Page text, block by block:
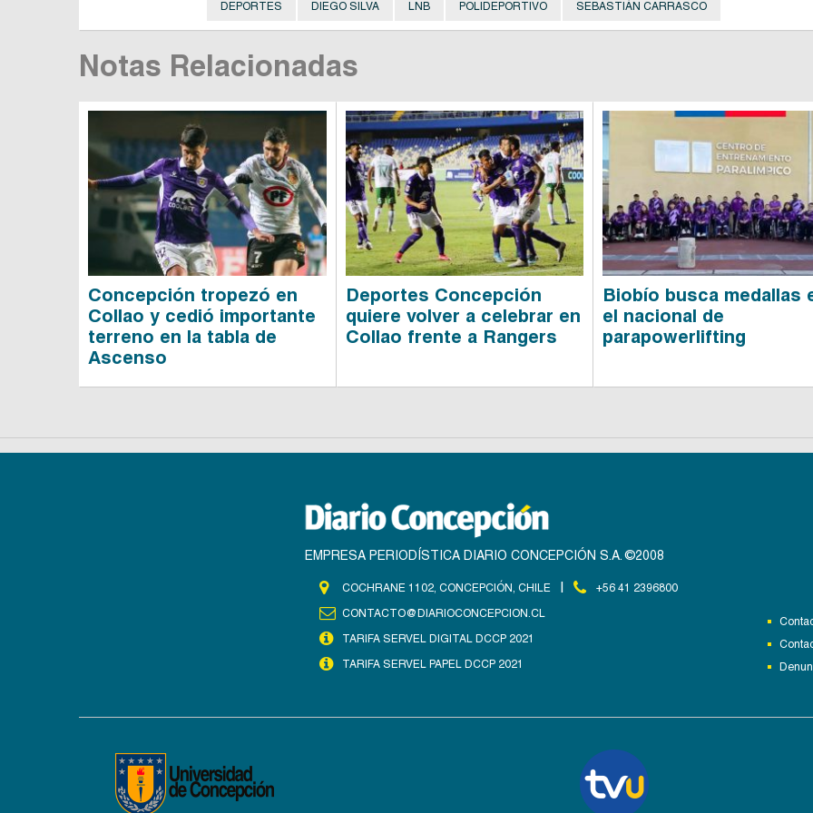
DEPORTES DIEGO SILVA LNB POLIDEPORTIVO SEBASTIÁN CARRASCO
Notas Relacionadas
Concepción tropezó en
Collao y cedió importante
terreno en la tabla de
Ascenso
Deportes Concepción
quiere volver a celebrar en
Collao frente a Rangers
Biobío busca medallas
el nacional de
parapowerlifting
EMPRESA PERIODÍSTICA DIARIO CONCEPCIÓN S.A. ©2008
COCHRANE 1102, CONCEPCIÓN, CHILE
+56 41 2396800
CONTACTO@DIARIOCONCEPCION.CL
TARIFA SERVEL DIGITAL DCCP 2021
TARIFA SERVEL PAPEL DCCP 2021